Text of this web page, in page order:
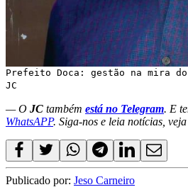
Prefeito Doca: gestão na mira do
JC
— O JC também está no Telegram. E
WhatsAPP. Siga-nos e leia notícias,
Publicado por: Jeso Carneiro